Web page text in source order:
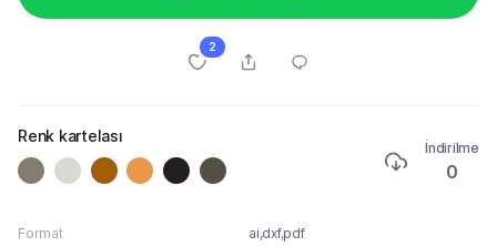
2
Renk kartelası
İndirilme
0
Format
ai,dxf,pdf